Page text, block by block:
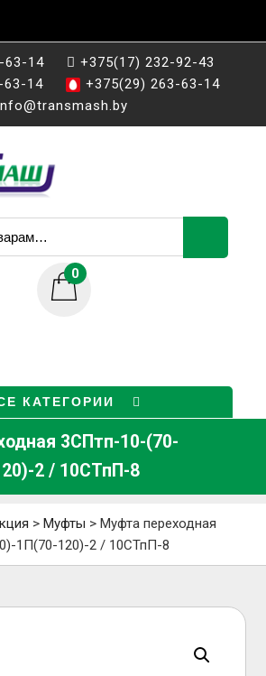
63-14
+375(17) 232-92-43
63-14
+375(29) 263-63-14
0
КАТЕГОРИИ
3СПтп-10-(70-
2 / 10СТпП-8
> Муфты > Муфта переходная
1П(70-120)-2 / 10СТпП-8